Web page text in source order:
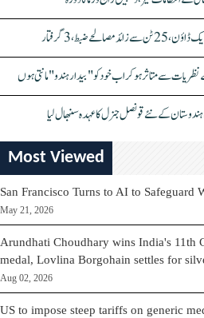
ضبط، 3 گرفتار
سے متاثر ہو کر اب خود کو "بیدار ہندو" مانتی ہوں
کے نئے قونصل جنرل کا عہدہ سنبھال لیا
Most Viewed
San Francisco Turns to AI to Safeguard
May 21, 2026
Arundhati Choudhary wins India's 11th
medal, Lovlina Borgohain settles for
Aug 02, 2026
US to impose steep tariffs on generic